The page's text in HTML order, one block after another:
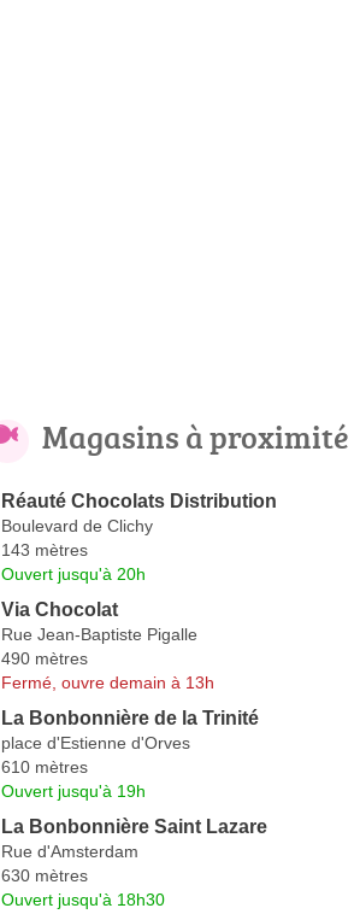
Magasins à proximité
Réauté Chocolats Distribution
Boulevard de Clichy
143 mètres
Ouvert jusqu'à 20h
Via Chocolat
Rue Jean-Baptiste Pigalle
490 mètres
Fermé, ouvre demain à 13h
La Bonbonnière de la Trinité
place d'Estienne d'Orves
610 mètres
Ouvert jusqu'à 19h
La Bonbonnière Saint Lazare
Rue d'Amsterdam
630 mètres
Ouvert jusqu'à 18h30